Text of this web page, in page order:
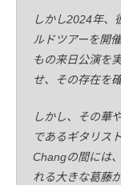
しかし2024年、
ルドツアーを開
もの来日公演を
せ、その存在を
しかし、その華
であるギタリス
Changの間には
れる大きな葛藤